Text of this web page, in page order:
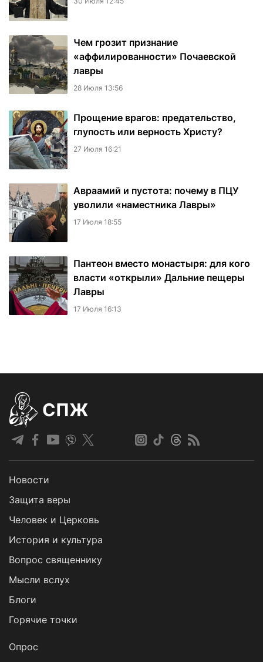
Чем грозит признание
«аффилированности» Почаевской
лавры
28 Июля 13:56
Прощение врагов: предательство,
глупость или верность Христу?
27 Июля 16:21
Авраамий и пустота: почему в ПЦУ
уволили «наместника Лавры»
17 Июля 18:55
Пантеон вместо монастыря: для кого
власти «открыли» Дальние пещеры
Лавры
17 Июля 16:13
СПЖ
Новости
Защита веры
Человек и Церковь
История и культура
Вопрос священнику
Мысли вслух
Блоги
Горячие точки
Опрос